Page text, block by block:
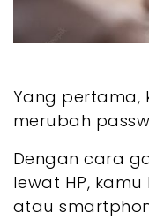
Yang pertama,
merubah
Dengan cara
lewat HP,
atau